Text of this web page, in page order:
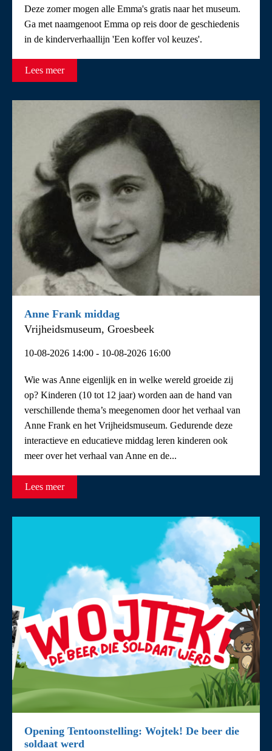
Theater- en filmvoorstellingen
Deze zomer mogen alle Emma's gratis naar het museum.
Ga met naamgenoot Emma op reis door de geschiedenis
in de kinderverhaallijn 'Een koffer vol keuzes'.
Lees meer
Anne Frank middag
Vrijheidsmuseum, Groesbeek
10-08-2026 14:00 - 10-08-2026 16:00
Wie was Anne eigenlijk en in welke wereld groeide zij
op? Kinderen (10 tot 12 jaar) worden aan de hand van
verschillende thema’s meegenomen door het verhaal van
Anne Frank en het Vrijheidsmuseum. Gedurende deze
interactieve en educatieve middag leren kinderen ook
meer over het verhaal van Anne en de...
Lees meer
Opening Tentoonstelling: Wojtek! De beer die
soldaat werd